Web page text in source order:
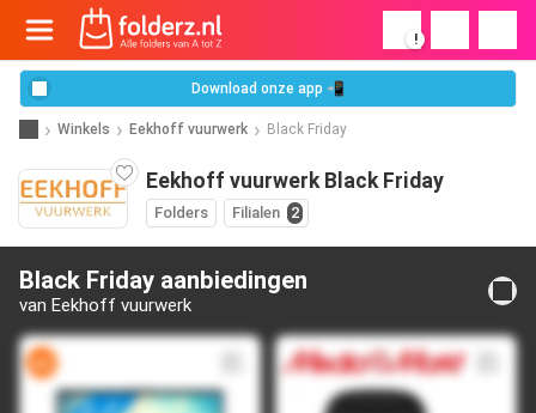
!
Download onze app 📲
Winkels Eekhoff vuurwerk Black Friday
Eekhoff vuurwerk Black Friday
Folders Filialen 2
Black Friday aanbiedingen
van Eekhoff vuurwerk